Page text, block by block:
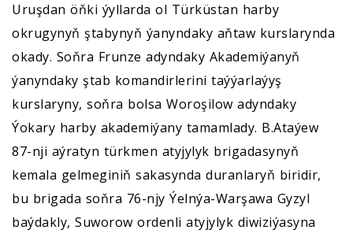
Uruşdan öňki ýyllarda ol Türküstan harby
okrugynyň ştabynyň ýanyndaky aňtaw kurslarynda
okady. Soňra Frunze adyndaky Akademiýanyň
ýanyndaky ştab komandirlerini taýýarlaýyş
kurslaryny, soňra bolsa Woroşilow adyndaky
Ýokary harby akademiýany tamamlady. B.Ataýew
87-nji aýratyn türkmen atyjylyk brigadasynyň
kemala gelmeginiň sakasynda duranlaryň biridir,
bu brigada soňra 76-njy Ýelnýa-Warşawa Gyzyl
baýdakly, Suworow ordenli atyjylyk diwiziýasyna